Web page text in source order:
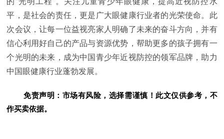
平，是社会的责任，更是广大眼健康行业者的光荣使命。此
次会议，让每一位益视亮家人明确了未来的奋斗方向，并有
信心利用好自己的产品与资源优势，帮助更多的孩子拥有一
个光明的未来，成为中国青少年近视防控的领军品牌，助力
中国眼健康行业蓬勃发展。
免责声明：市场有风险，选择需谨慎！此文仅供参考，不
作买卖依据。